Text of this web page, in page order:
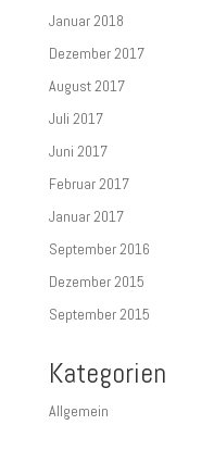
Januar 2018
Dezember 2017
August 2017
Juli 2017
Juni 2017
Februar 2017
Januar 2017
September 2016
Dezember 2015
September 2015
Kategorien
Allgemein